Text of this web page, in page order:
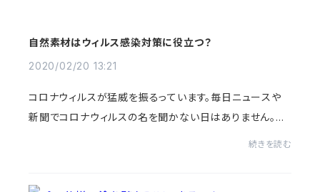
自然素材はウィルス感染対策に役立つ？
2020/02/20 13:21
コロナウィルスが猛威を振るっています。毎日ニュースや
新聞でコロナウィルスの名を聞かない日はありません。
続きを読む